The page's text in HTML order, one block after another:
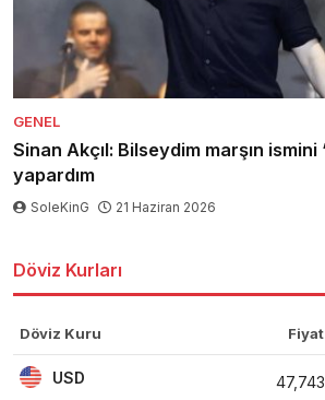
GENEL
Sinan Akçıl: Bilseydim marşın ismini
yapardım
SoleKinG 21 Haziran 2026
Döviz Kurları
Döviz Kuru Fiyat
USD